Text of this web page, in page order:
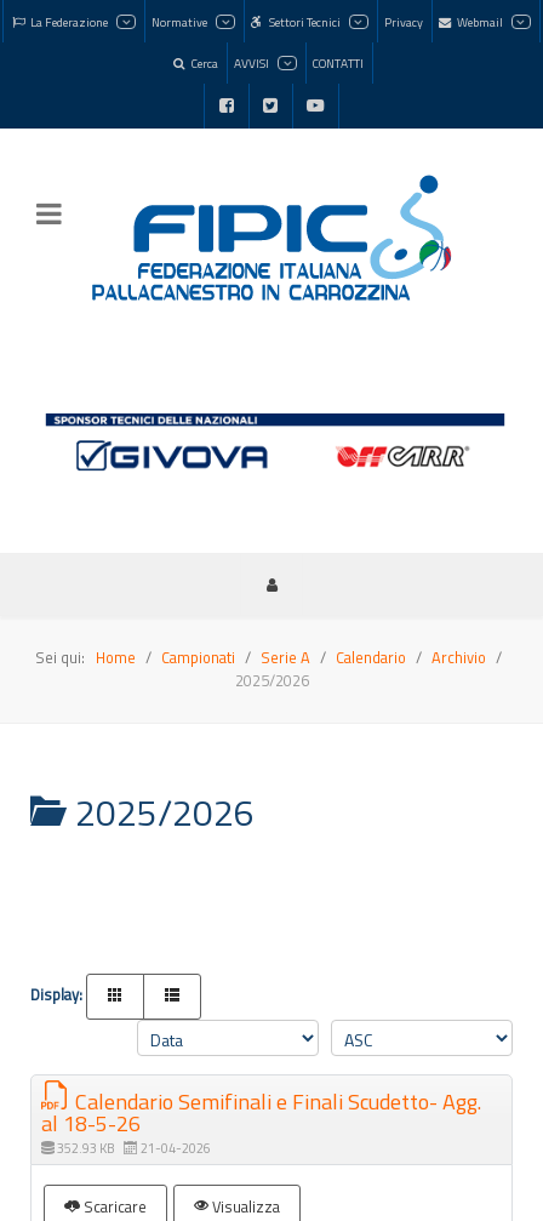
La Federazione Normative Settori Tecnici Privacy Webmail
Cerca AVVISI CONTATTI
Sei qui: Home Campionati Serie A Calendario
Archivio
2025/2026
2025/2026
Display:
Calendario Semifinali e Finali Scudetto- Agg.
al 18-5-26
352.93 KB 21-04-2026
Scaricare Visualizza